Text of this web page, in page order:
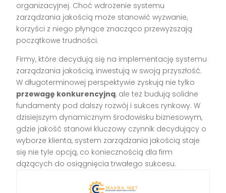
organizacyjnej. Choć wdrożenie systemu
zarządzania jakością może stanowić wyzwanie,
korzyści z niego płynące znacząco przewyższają
początkowe trudności.
Firmy, które decydują się na implementację systemu
zarządzania jakością, inwestują w swoją przyszłość.
W długoterminowej perspektywie zyskują nie tylko
przewagę konkurencyjną, ale też budują solidne
fundamenty pod dalszy rozwój i sukces rynkowy. W
dzisiejszym dynamicznym środowisku biznesowym,
gdzie jakość stanowi kluczowy czynnik decydujący o
wyborze klienta, system zarządzania jakością staje
się nie tyle opcją, co koniecznością dla firm
dążących do osiągnięcia trwałego sukcesu.